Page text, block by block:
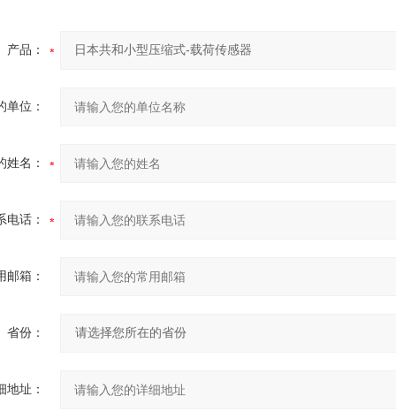
产品：
单位：
姓名：
电话：
邮箱：
省份：
地址：